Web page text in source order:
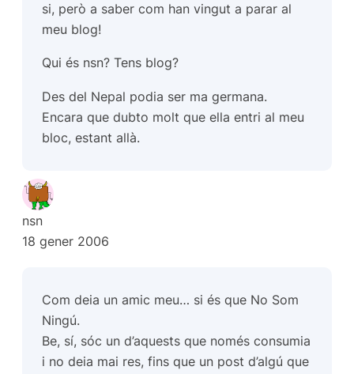
si, però a saber com han vingut a parar al
meu blog!
Qui és nsn? Tens blog?
Des del Nepal podia ser ma germana.
Encara que dubto molt que ella entri al meu
bloc, estant allà.
nsn
18 gener 2006
Com deia un amic meu… si és que No Som
Ningú.
Be, sí, sóc un d’aquests que només consumia
i no deia mai res, fins que un post d’algú que